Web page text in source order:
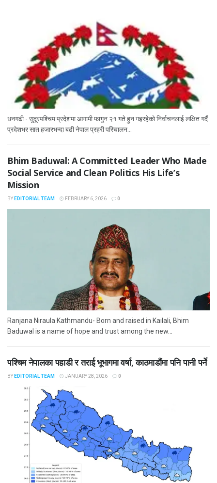
धनगढी - सुदूरपश्चिम प्रदेशमा आगामी फागुन २१ गते हुन गइरहेको निर्वाचनलाई लक्षित गर्दै
प्रदेशभर सात हजारभन्दा बढी नेपाल प्रहरी परिचालन...
Bhim Baduwal: A Committed Leader Who Made
Social Service and Clean Politics His Life’s
Mission
BY EDITORIAL TEAM FEBRUARY 6, 2026 0
Ranjana Niraula Kathmandu- Born and raised in Kailali, Bhim
Baduwal is a name of hope and trust among the new...
पश्चिम नेपालका पहाडी र तराई भूभागमा वर्षा, काठमाडौंमा पनि पानी पर्ने
BY EDITORIAL TEAM JANUARY 28, 2026 0